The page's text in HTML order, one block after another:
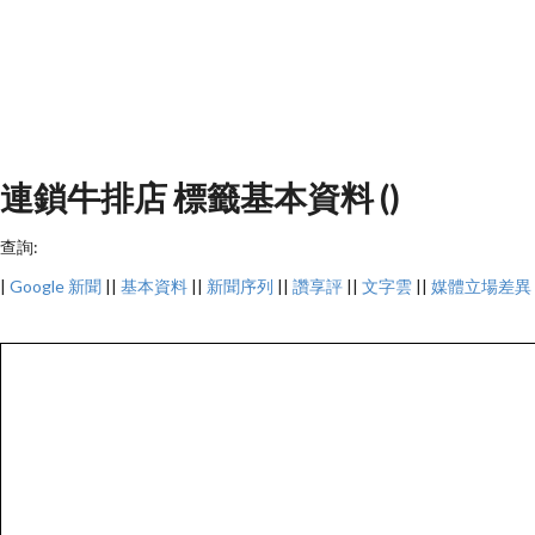
連鎖牛排店 標籤基本資料 ()
查詢:
| Google 新聞 || 基本資料 || 新聞序列 || 讚享評 || 文字雲 || 媒體立場差異